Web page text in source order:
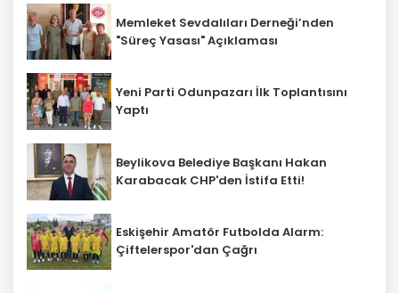
Memleket Sevdalıları Derneği’nden
"Süreç Yasası" Açıklaması
Yeni Parti Odunpazarı İlk Toplantısını
Yaptı
Beylikova Belediye Başkanı Hakan
Karabacak CHP'den İstifa Etti!
Eskişehir Amatör Futbolda Alarm:
Çiftelerspor'dan Çağrı